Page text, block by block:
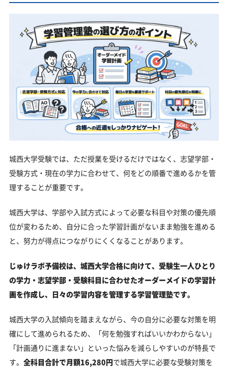
城西大学受験では、ただ授業を受けるだけではなく、志望学部・
受験方式・現在の学力に合わせて、何をどの順番で進めるかを管
理することが重要です。
城西大学は、学部や入試方式によって必要な科目や対策の優先順
位が変わるため、自分に合った学習計画がないまま勉強を進める
と、努力が得点につながりにくくなることがあります。
じゅけラボ予備校は、城西大学合格に向けて、受験生一人ひとり
の学力・志望学部・受験科目に合わせたオーダーメイドの学習計
画を作成し、日々の学習内容を管理する学習管理塾です。
城西大学の入試傾向を踏まえながら、今の自分に必要な対策を明
確にして進められるため、「何を勉強すればいいかわからない」
「計画通りに進まない」といった悩みを減らしやすいのが特長で
す。 全科目合計で月額16,280円で城西大学に必要な受験対策を